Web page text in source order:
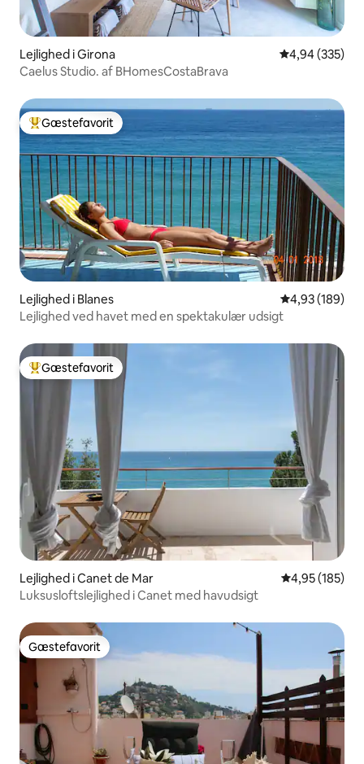
Lejlighed i Girona 4,94 ud af 5 i
4,94 (335)
Caelus Studio. af BHomesCostaBrava
Bedste gæstefavorit
Gæstefavorit
Lejlighed i Blanes 4,93 ud af 5 i
4,93 (189)
Lejlighed ved havet med en spektakulær udsigt
Bedste gæstefavorit
Gæstefavorit
Lejlighed i Canet de Mar 4,95 ud af 5 i
4,95 (185)
Luksusloftslejlighed i Canet med havudsigt
Gæstefavorit
Gæstefavorit